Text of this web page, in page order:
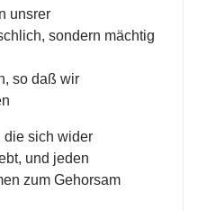
unsrer
sondern mächtig
so daß wir
die sich wider
und jeden
zum Gehorsam